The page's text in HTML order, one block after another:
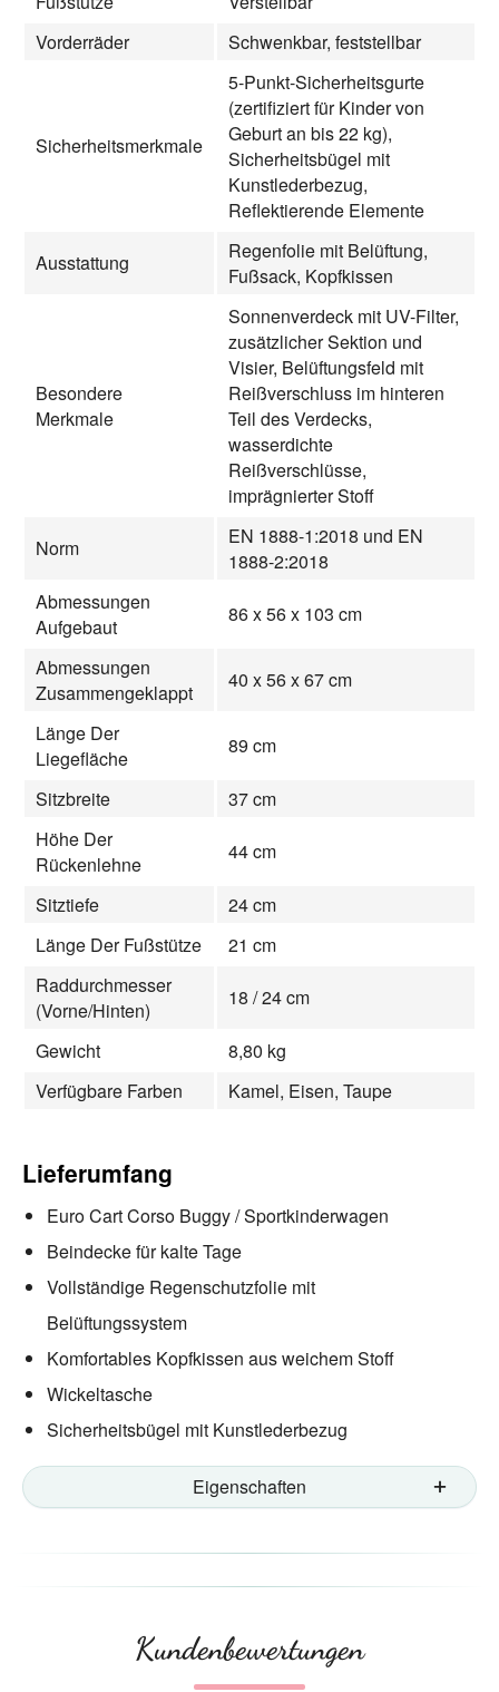
Vorderräder
Schwenkbar, feststellbar
Sicherheitsmerkmale
5-Punkt-Sicherheitsgurte
(zertifiziert für Kinder von
Geburt an bis 22 kg),
Sicherheitsbügel mit
Kunstlederbezug,
Reflektierende Elemente
Ausstattung
Regenfolie mit Belüftung,
Fußsack, Kopfkissen
Besondere
Merkmale
Sonnenverdeck mit UV-Filter,
zusätzlicher Sektion und
Visier, Belüftungsfeld mit
Reißverschluss im hinteren
Teil des Verdecks,
wasserdichte
Reißverschlüsse,
imprägnierter Stoff
Norm
EN 1888-1:2018 und EN
1888-2:2018
Abmessungen
Aufgebaut
86 x 56 x 103 cm
Abmessungen
Zusammengeklappt
40 x 56 x 67 cm
Länge Der
Liegefläche
89 cm
Sitzbreite
37 cm
Höhe Der
Rückenlehne
44 cm
Sitztiefe
24 cm
Länge Der Fußstütze
21 cm
Raddurchmesser
(Vorne/Hinten)
18 / 24 cm
Gewicht
8,80 kg
Verfügbare Farben
Kamel, Eisen, Taupe
Lieferumfang
Euro Cart Corso Buggy / Sportkinderwagen
Beindecke für kalte Tage
Vollständige Regenschutzfolie mit
Belüftungssystem
Komfortables Kopfkissen aus weichem Stoff
Wickeltasche
Sicherheitsbügel mit Kunstlederbezug
Eigenschaften
Kundenbewertungen